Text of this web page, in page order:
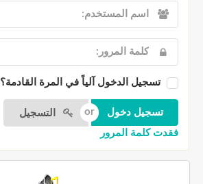
تسجيل الدخول آلياً في المرة القادمة؟
التسجيل
فقدت كلمة المرور